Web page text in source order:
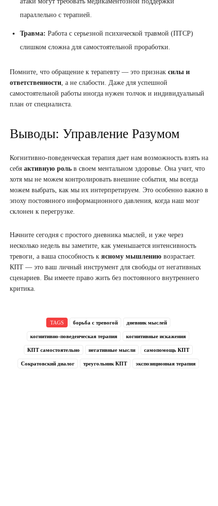
параллельно с терапией.
Травма: Работа с серьезной психической травмой (ПТСР)
слишком сложна для самостоятельной проработки.
Помните, что обращение к терапевту — это признак силы и
ответственности , а не слабости. Даже для успешной
самостоятельной работы иногда нужен толчок и индивидуальный
план от специалиста.
Выводы: Управление Разумом
Когнитивно-поведенческая терапия дает нам возможность взять на
себя активную роль в своем ментальном здоровье. Она учит, что
хотя мы не можем контролировать внешние события, мы всегда
можем выбрать, как мы их интерпретируем. Это особенно важно в
эпоху постоянного информационного давления, когда наш мозг
склонен к перегрузке.
Начните сегодня с простого дневника мыслей, и уже через
несколько недель вы заметите, как уменьшается интенсивность
тревоги, а ваша способность к ясному мышлению возрастает.
КПТ — это ваш личный инструмент для свободы от негативных
сценариев. Вы имеете право жить без постоянного внутреннего
критика.
TAGS борьба с тревогой дневник мыслей
когнитивно-поведенческая терапия когнитивные искажения
КПТ самостоятельно негативные мысли самопомощь КПТ
Сократовский диалог треугольник КПТ экспозиционная терапия